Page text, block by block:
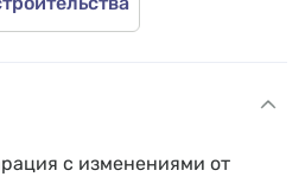
с изменениями от